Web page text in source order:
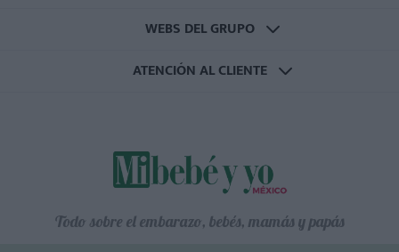
WEBS DEL GRUPO
ATENCIÓN AL CLIENTE
Todo sobre el embarazo, bebés, mamás y papás